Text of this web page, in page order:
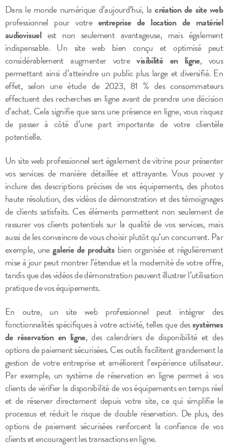
Dans le monde numérique d’aujourd’hui, lacréation de site web
professionnel pour votre entreprise de location de matériel
audiovisuelest non seulement avantageuse, mais également
indispensable. Un site web bien conçu et optimisé peut
considérablement augmenter votrevisibilité en ligne, vous
permettant ainsi d’atteindre un public plus large et diversifié. En
effet, selon une étude de 2023, 81 % des consommateurs
effectuent des recherches en ligne avant de prendre une décision
d’achat. Cela signifie que sans une présence en ligne, vous risquez
de passer à côté d’une part importante de votre clientèle
potentielle.
Un site web professionnel sert également de vitrine pour présenter
vos services de manière détaillée et attrayante. Vous pouvez y
inclure des descriptions précises de vos équipements, des photos
haute résolution, des vidéos de démonstration et des témoignages
de clients satisfaits. Ces éléments permettent non seulement de
rassurer vos clients potentiels sur la qualité de vos services, mais
aussi de les convaincre de vous choisir plutôt qu’un concurrent. Par
exemple, unegalerie de produits bien organisée et régulièrement
mise à jour peut montrer l’étendue et la modernité de votre offre,
tandis que des vidéos de démonstration peuvent illustrer l’utilisation
pratique de vos équipements.
En outre, un site web professionnel peut intégrer des
fonctionnalités spécifiques à votre activité, telles que dessystèmes
de réservation en ligne, des calendriers de disponibilité et des
options de paiement sécurisées. Ces outils facilitent grandement la
gestion de votre entreprise et améliorent l’expérience utilisateur.
Par exemple, un système de réservation en ligne permet à vos
clients de vérifier la disponibilité de vos équipements en temps réel
et de réserver directement depuis votre site, ce qui simplifie le
processus et réduit le risque de double réservation. De plus, des
options de paiement sécurisées renforcent la confiance de vos
clients et encouragent les transactions en ligne.